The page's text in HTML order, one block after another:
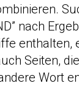
nach
enthalten,
Seiten,
Wort